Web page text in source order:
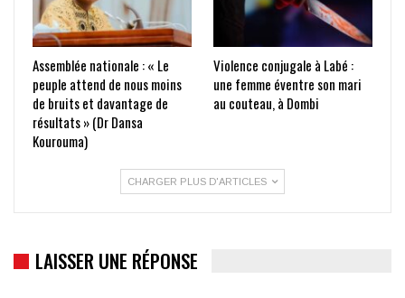
Assemblée nationale : « Le
peuple attend de nous moins
de bruits et davantage de
résultats » (Dr Dansa
Kourouma)
Violence conjugale à Labé :
une femme éventre son mari
au couteau, à Dombi
CHARGER PLUS D'ARTICLES
LAISSER UNE RÉPONSE